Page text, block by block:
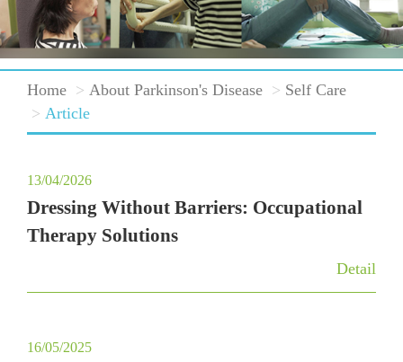
g
l
e
a
t
i
Home About Parkinson's Disease
Self Care
Article
13/04/2026
Dressing Without Barriers: Occupational
Therapy Solutions
Detail
16/05/2025